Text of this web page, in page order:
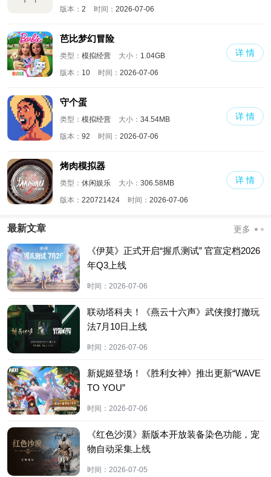
版本： 2 时间： 2026-07-06
芭比梦幻冒险
类型： 模拟经营 大小： 1.04GB
版本： 10 时间： 2026-07-06
详 情
守个蛋
类型： 模拟经营 大小： 34.54MB
版本： 92 时间： 2026-07-06
详 情
烤肉模拟器
类型： 休闲娱乐 大小： 306.58MB
版本： 220721424 时间： 2026-07-06
详 情
最新文章 更多
《伊莫》正式开启“握爪测试” 官宣定档2026
年Q3上线
时间： 2026-07-06
联动塔科夫！《燕云十六声》武侠搜打撤玩
法7月10日上线
时间： 2026-07-06
新妮姬登场！《胜利女神》推出更新“WAVE
TO YOU”
时间： 2026-07-06
《红色沙漠》新版本开放装备染色功能，宠
物自动采集上线
时间： 2026-07-05